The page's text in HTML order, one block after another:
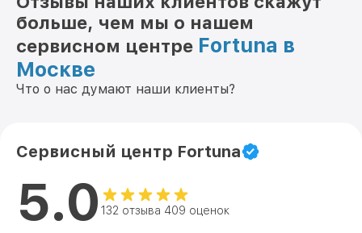
больше, чем мы о нашем
сервисном центре Fortuna в
Москве
Что о нас думают наши клиенты?
Сервисный центр Fortuna
5.0 132 отзыва 409 оценок